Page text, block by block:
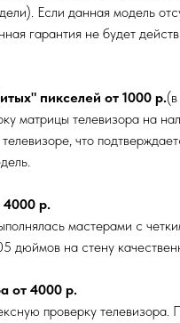
Если данная модель
гарантия не будет
пикселей от 1000 р.
матрицы телевизора на
что
4000 р.
мастерами с
дюймов на стену
от 4000 р.
проверку телевизора.